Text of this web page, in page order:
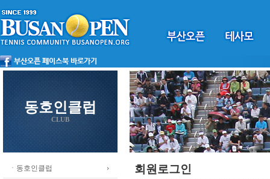
동호인클럽
CLUB
ㆍ동호인클럽 회원로그인